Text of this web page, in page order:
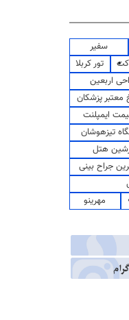
سفیر
تور کربلا
اربعین
پزشکان
ایمپلنت
تیزهوشان
هتل
جراح بینی
مهرینو